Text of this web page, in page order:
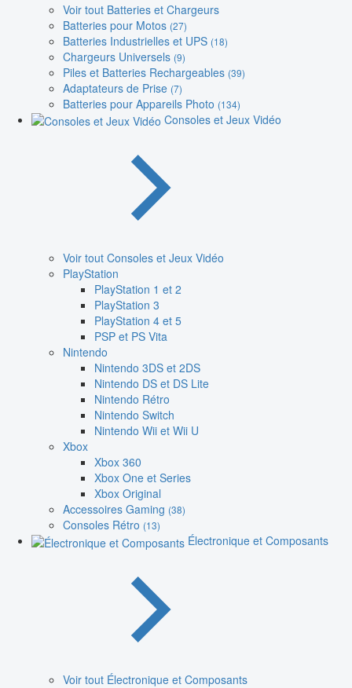
Voir tout Batteries et Chargeurs
Batteries pour Motos (27)
Batteries Industrielles et UPS (18)
Chargeurs Universels (9)
Piles et Batteries Rechargeables (39)
Adaptateurs de Prise (7)
Batteries pour Appareils Photo (134)
Consoles et Jeux Vidéo
Voir tout Consoles et Jeux Vidéo
PlayStation
PlayStation 1 et 2
PlayStation 3
PlayStation 4 et 5
PSP et PS Vita
Nintendo
Nintendo 3DS et 2DS
Nintendo DS et DS Lite
Nintendo Rétro
Nintendo Switch
Nintendo Wii et Wii U
Xbox
Xbox 360
Xbox One et Series
Xbox Original
Accessoires Gaming (38)
Consoles Rétro (13)
Électronique et Composants
Voir tout Électronique et Composants